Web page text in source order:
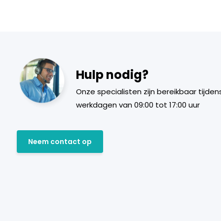
Hulp nodig?
Onze specialisten zijn bereikbaar
werkdagen van 09:00 tot 17:00 uur
Neem contact op